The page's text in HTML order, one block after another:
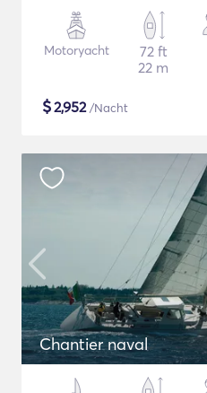
Motoryacht
72 ft
22 m
$2,952/Nacht
Chantier naval